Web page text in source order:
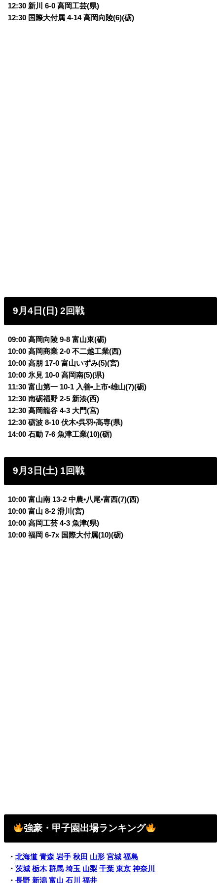
12:30 新川 6-0 高岡工芸(県)
12:30 国際大付属 4-14 高岡向陵(6)(砺)
9月4日(日) 2回戦
09:00 高岡向陵 9-8 富山東(砺)
10:00 高岡商業 2-0 不二越工業(西)
10:00 高朋 17-0 富山いずみ(5)(宮)
10:00 氷見 10-0 高岡南(5)(県)
11:30 富山第一 10-1 入善•上市•雄山(7)(砺)
12:30 南砺福野 2-5 新湊(西)
12:30 高岡龍谷 4-3 大門(宮)
12:30 砺波 8-10 伏木•呉羽•高専(県)
14:00 石動 7-6 魚津工業(10)(砺)
9月3日(土) 1回戦
10:00 富山南 13-2 中農•八尾•富西(7)(西)
10:00 富山 8-2 滑川(宮)
10:00 高岡工芸 4-3 魚津(県)
10:00 福岡 6-7x 国際大付属(10)(砺)
強豪・甲子園出場ランキング
・北海道 青森 岩手 秋田 山形 宮城 福島
・茨城 栃木 群馬 埼玉 山梨 千葉 東京 神奈川
・長野 新潟 富山 石川 福井